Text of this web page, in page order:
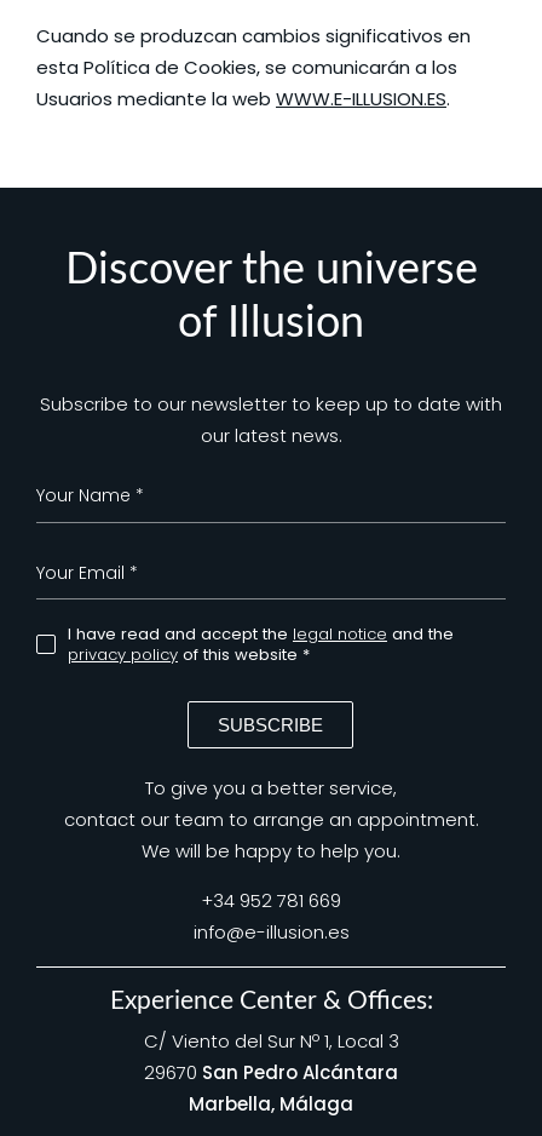
Cuando se produzcan cambios significativos en
esta Política de Cookies, se comunicarán a los
Usuarios mediante la web WWW.E-ILLUSION.ES.
To give you a better service,
contact our team to arrange an appointment.
We will be happy to help you.
+34 952 781 669
info@e-illusion.es
Experience Center & Offices:
C/ Viento del Sur Nº 1, Local 3
29670 San Pedro Alcántara
Marbella, Málaga
Discover the universe
of Illusion
Subscribe to our newsletter to keep up to date with
our latest news.
Newsletter
EN
I have read and accept the legal notice and the
privacy policy of this website *
SUBSCRIBE